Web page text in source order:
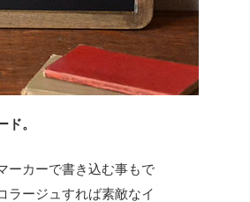
。
ーカーで書き込む事もで
ラージュすれば素敵なイ